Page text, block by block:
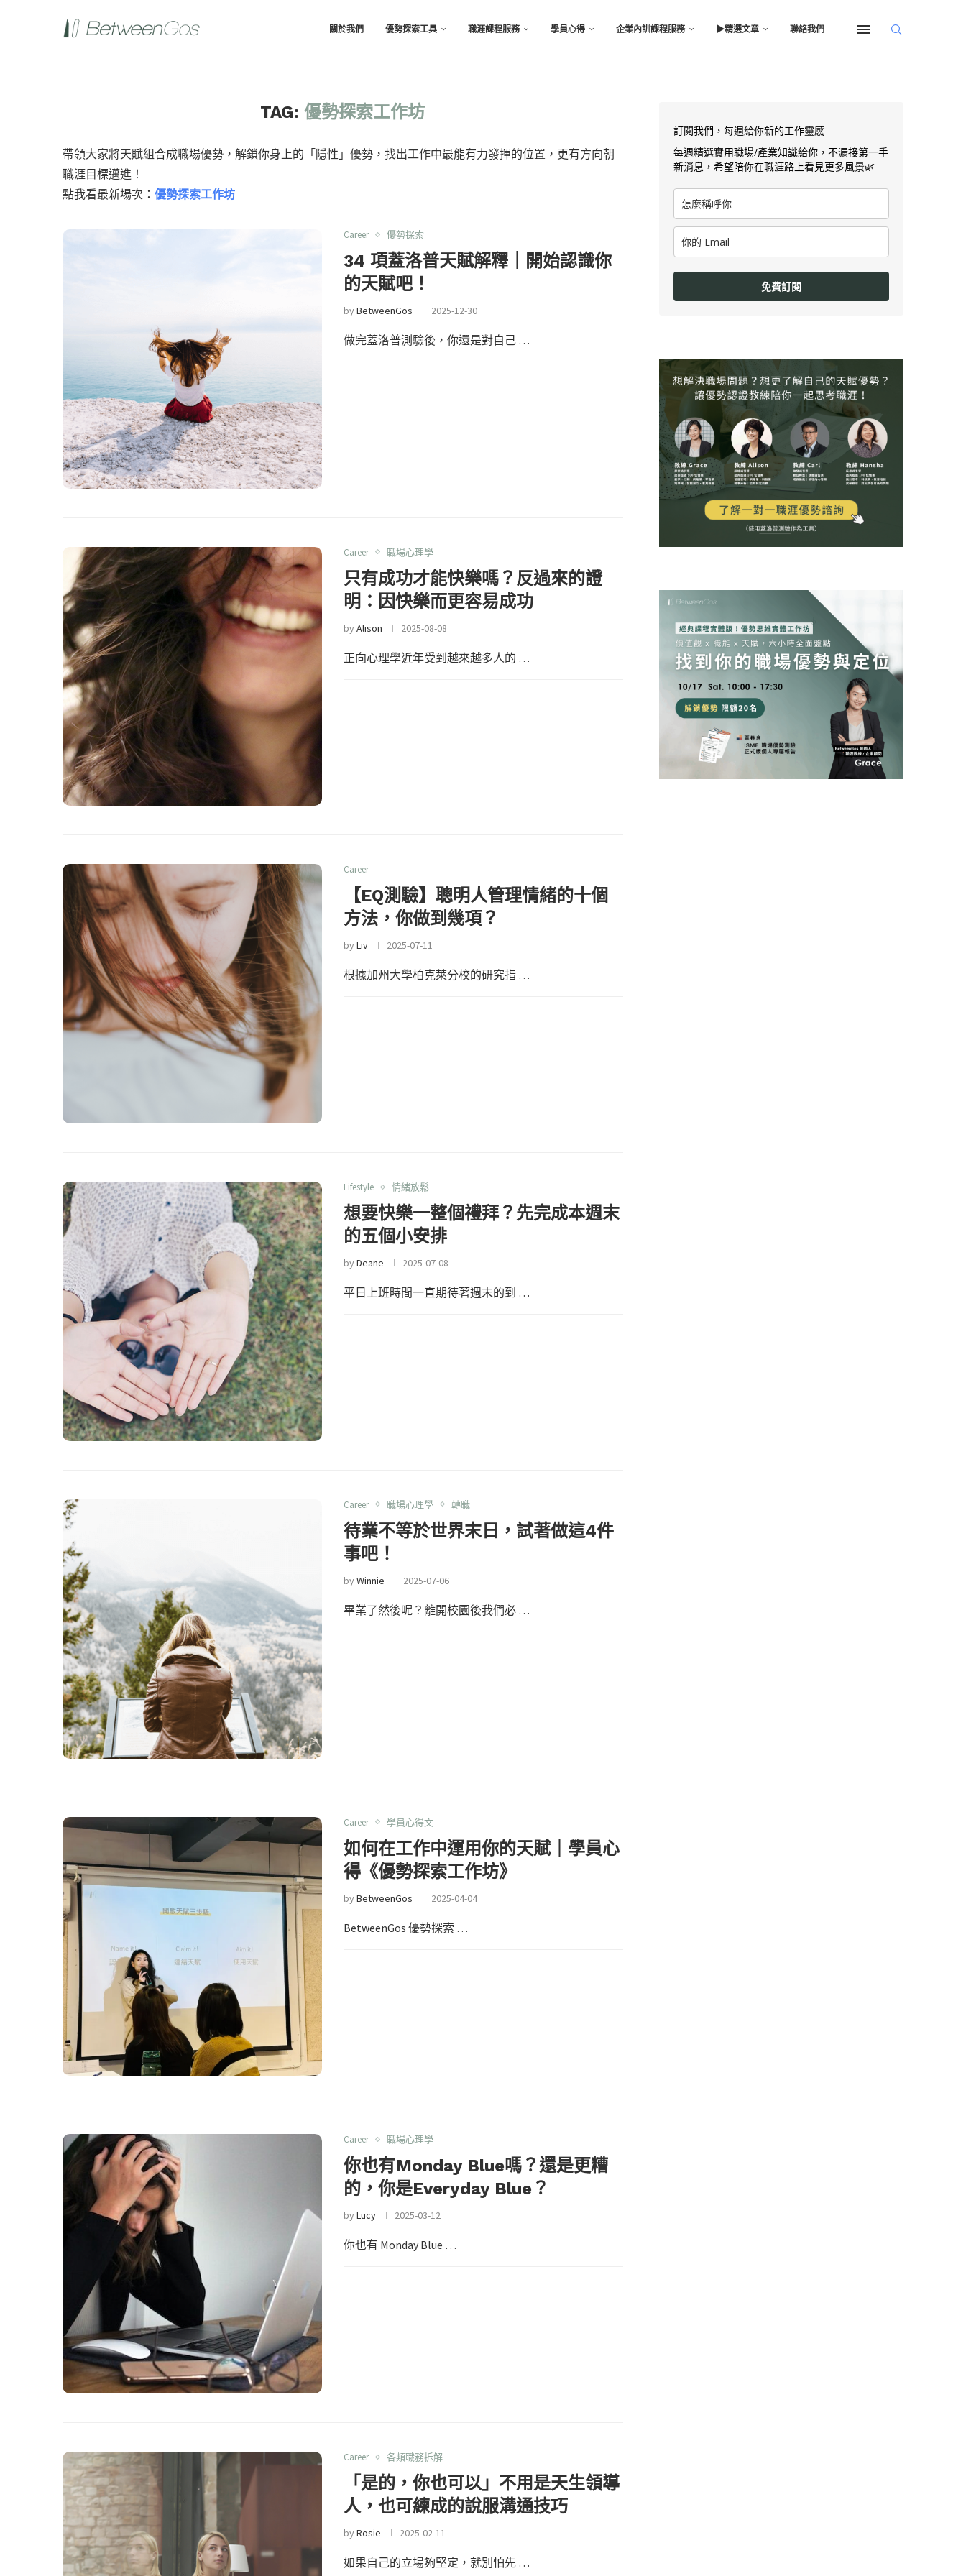
關於我們 優勢探索工具 職涯課程服務 學員心得 企業內訓課程服務 ▶︎精選文章 聯絡我們
TAG:優勢探索工作坊
帶領大家將天賦組合成職場優勢，解鎖你身上的「隱性」優勢，找出工作中最能有力發揮的位置，更有方向朝
職涯目標邁進！
點我看最新場次： 優勢探索工作坊
Career 優勢探索
34 項蓋洛普天賦解釋｜開始認識你
的天賦吧！
byBetweenGos 2025-12-30
做完蓋洛普測驗後，你還是對自己 …
Career 職場心理學
只有成功才能快樂嗎？反過來的證
明：因快樂而更容易成功
byAlison 2025-08-08
正向心理學近年受到越來越多人的 …
Career
【EQ測驗】聰明人管理情緒的十個
方法，你做到幾項？
byLiv 2025-07-11
根據加州大學柏克萊分校的研究指 …
Lifestyle 情緒放鬆
想要快樂一整個禮拜？先完成本週末
的五個小安排
byDeane 2025-07-08
平日上班時間一直期待著週末的到 …
Career 職場心理學 轉職
待業不等於世界末日，試著做這4件
事吧！
byWinnie 2025-07-06
畢業了然後呢？離開校園後我們必 …
Career 學員心得文
如何在工作中運用你的天賦｜學員心
得《優勢探索工作坊》
byBetweenGos 2025-04-04
BetweenGos 優勢探索 …
Career 職場心理學
你也有Monday Blue嗎？還是更糟
的，你是Everyday Blue？
byLucy 2025-03-12
你也有 Monday Blue …
Career 各類職務拆解
「是的，你也可以」不用是天生領導
人，也可練成的說服溝通技巧
byRosie 2025-02-11
如果自己的立場夠堅定，就別怕先 …
訂閱我們，每週給你新的工作靈感
每週精選實用職場/產業知識給你，不漏接第一手
新消息，希望陪你在職涯路上看見更多風景🌿
免費訂閱